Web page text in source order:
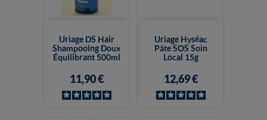
Uriage DS Hair
Shampooing Doux
Équilibrant 500ml
11,90 €
Uriage Hyséac
Pâte SOS Soin
Local 15g
12,69 €